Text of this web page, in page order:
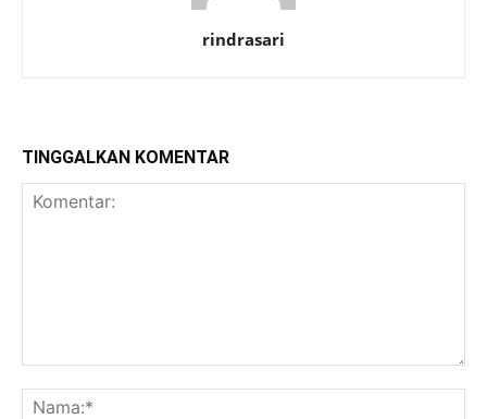
rindrasari
TINGGALKAN KOMENTAR